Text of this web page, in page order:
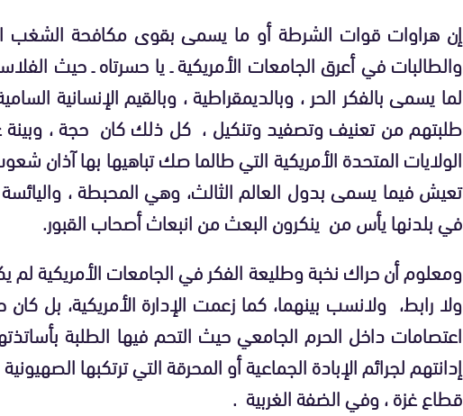
إن هراوات قوات الشرطة أو ما يسمى بقوى مكافحة الشغب
والطالبات في أعرق الجامعات الأمريكية ـ يا حسرتاه ـ حيث
لما يسمى بالفكر الحر ، وبالديمقراطية ، وبالقيم الإنسانية
طلبتهم من تعنيف وتصفيد وتنكيل ، كل ذلك كان حجة ،
الولايات المتحدة الأمريكية التي طالما صك تباهيها بها آذان
تعيش فيما يسمى بدول العالم الثالث، وهي المحبطة ،
في بلدنها يأس من ينكرون البعث من انبعاث أصحاب القبور.
ومعلوم أن حراك نخبة وطليعة الفكر في الجامعات الأمريكية لم
ولا رابط، ولانسب بينهما، كما زعمت الإدارة الأمريكية، بل كان
اعتصامات داخل الحرم الجامعي حيث التحم فيها الطلبة
إدانتهم لجرائم الإبادة الجماعية أو المحرقة التي ترتكبها
قطاع غزة ، وفي الضفة الغربية .